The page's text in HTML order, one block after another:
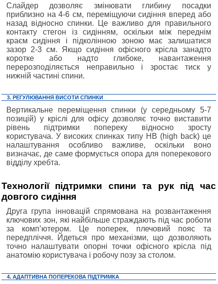
Слайдер дозволяє змінювати глибину посадки
приблизно на 4-6 см, переміщуючи сидіння вперед або
назад відносно спинки. Це важливо для правильного
контакту стегон із сидінням, оскільки між переднім
краєм сидіння і підколінною зоною має залишатися
зазор 2-3 см. Якщо сидіння офісного крісла занадто
коротке або надто глибоке, навантаження
перерозподіляється неправильно і зростає тиск у
нижній частині спини.
3. РЕГУЛЮВАННЯ ВИСОТИ СПИНКИ
Вертикальне переміщення спинки (у середньому 5-7
позицій) у кріслі для офісу дозволяє точно виставити
рівень підтримки попереку відносно зросту
користувача. У високих спинках типу HB (high back) це
налаштування особливо важливе, оскільки воно
визначає, де саме формується опора для поперекового
відділу хребта.
Технології підтримки спини та рук під час
довгого сидіння
Друга група інновацій спрямована на розвантаження
ключових зон, які найбільше страждають під час роботи
за комп’ютером. Це поперек, плечовий пояс та
передпліччя. Йдеться про механізми, що дозволяють
точно налаштувати опорні точки офісного крісла під
анатомію користувача і робочу позу за столом.
4. АДАПТИВНА ПОПЕРЕКОВА ПІДТРИМКА